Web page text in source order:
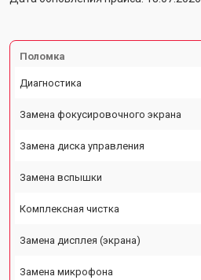
Поломка
Диагностика
Замена фокусировочного экрана
Замена диска управления
Замена вспышки
Комплексная чистка
Замена дисплея (экрана)
Замена микрофона